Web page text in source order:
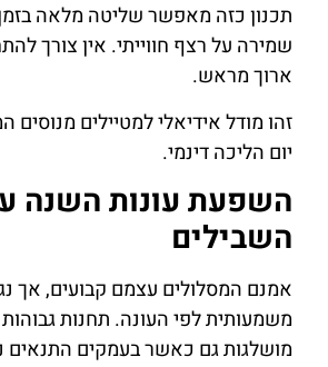
תכנון כזה מאפשר שליטה מלאה
שמירה על רצף חווייתי. אין צורך
ארוך מראש.
זהו מודל אידיאלי למטיילים מנוסים
יום הליכה דינמי.
השפעת עונות השנה
השבילים
אמנם המסלולים עצמם קבועים, אך
משמעותית לפי העונה. תחנות
מושלגות גם כאשר בעמקים התנאים